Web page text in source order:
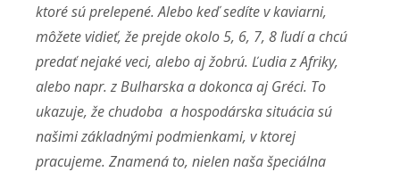
ktoré sú prelepené. Alebo keď sedíte v kaviarni,
môžete vidieť, že prejde okolo 5, 6, 7, 8 ľudí a chcú
predať nejaké veci, alebo aj žobrú. Ľudia z Afriky,
alebo napr. z Bulharska a dokonca aj Gréci. To
ukazuje, že chudoba a hospodárska situácia sú
našimi základnými podmienkami, v ktorej
pracujeme. Znamená to, nielen naša špeciálna